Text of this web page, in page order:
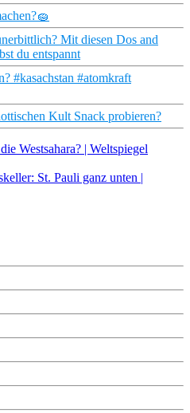
Mit diesen Dos and
du entspannt
#kasachstan​ #atomkraft​
Kult Snack probieren?
Westsahara? | Weltspiegel
St. Pauli ganz unten |